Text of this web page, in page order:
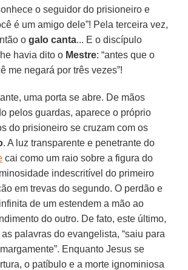
o seguidor do prisioneiro e
é um amigo dele”! Pela terceira vez,
ogalo canta... E o discípulo
havia dito o Mestre: “antes que o
me negará por três vezes”!
uma porta se abre. De mãos
pelos guardas, aparece o próprio
do prisioneiro se cruzam com os
. A luz transparente e penetrante do
cai como um raio sobre a figura do
indescritível do primeiro
em trevas do segundo. O perdão e
de um estendem a mão ao
do outro. De fato, este último,
palavras do evangelista, “saiu para
Enquanto Jesus se
o patíbulo e a morte ignominiosa